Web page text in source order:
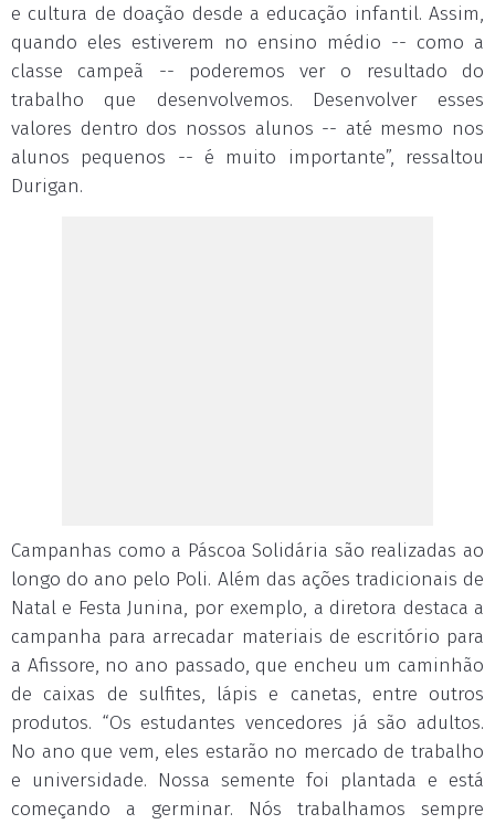
e cultura de doação desde a educação infantil. Assim,
quando eles estiverem no ensino médio -- como a
classe campeã -- poderemos ver o resultado do
trabalho que desenvolvemos. Desenvolver esses
valores dentro dos nossos alunos -- até mesmo nos
alunos pequenos -- é muito importante”, ressaltou
Durigan.
Campanhas como a Páscoa Solidária são realizadas ao
longo do ano pelo Poli. Além das ações tradicionais de
Natal e Festa Junina, por exemplo, a diretora destaca a
campanha para arrecadar materiais de escritório para
a Afissore, no ano passado, que encheu um caminhão
de caixas de sulfites, lápis e canetas, entre outros
produtos. “Os estudantes vencedores já são adultos.
No ano que vem, eles estarão no mercado de trabalho
e universidade. Nossa semente foi plantada e está
começando a germinar. Nós trabalhamos sempre